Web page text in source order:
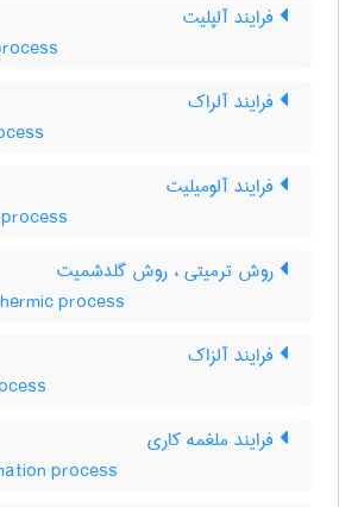
فرایند آلپلیت
فرایند آلراک
فرایند آلومیلیت
روش ترمیتی ، روش گلدشمیت
process
فرایند آلزاک
فرایند ملغمه کاری
process